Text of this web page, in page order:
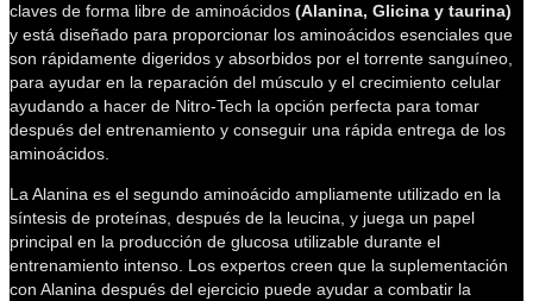
claves de forma libre de aminoácidos (Alanina, Glicina y taurina)
y está diseñado para proporcionar los aminoácidos esenciales que
son rápidamente digeridos y absorbidos por el torrente sanguíneo,
para ayudar en la reparación del músculo y el crecimiento celular
ayudando a hacer de Nitro-Tech la opción perfecta para tomar
después del entrenamiento y conseguir una rápida entrega de los
aminoácidos.
La Alanina es el segundo aminoácido ampliamente utilizado en la
síntesis de proteínas, después de la leucina, y juega un papel
principal en la producción de glucosa utilizable durante el
entrenamiento intenso. Los expertos creen que la suplementación
con Alanina después del ejercicio puede ayudar a combatir la